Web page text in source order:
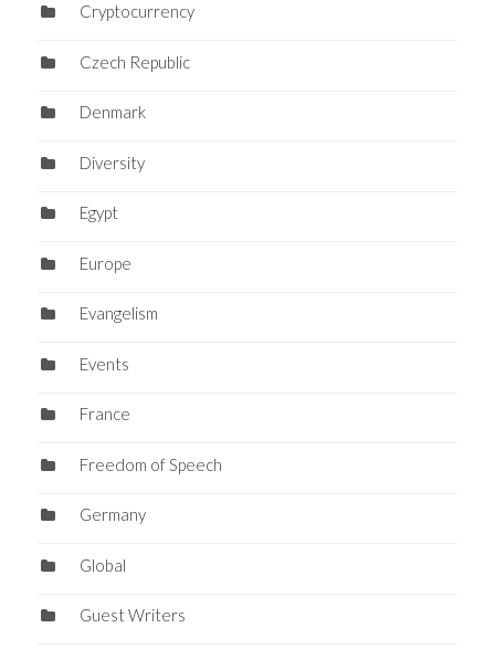
Cryptocurrency
Czech Republic
Denmark
Diversity
Egypt
Europe
Evangelism
Events
France
Freedom of Speech
Germany
Global
Guest Writers